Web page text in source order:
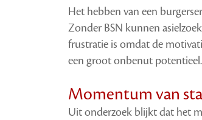
Het hebben van een
Zonder BSN kunnen
frustratie is omdat de
een groot onbenut potentieel.
Momentum van
Uit onderzoek blijkt dat het